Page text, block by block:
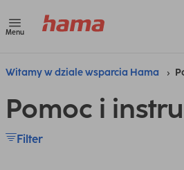
Menu
Witamy w dziale wsparcia Hama
Pomoc i
Filter